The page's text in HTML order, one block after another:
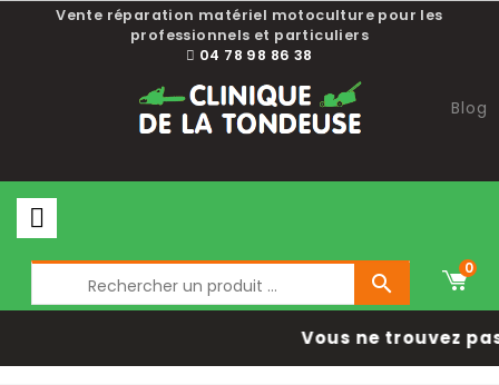
Vente réparation matériel motoculture pour les
professionnels et particuliers
04 78 98 86 38
Blog

0
Vous ne trouvez